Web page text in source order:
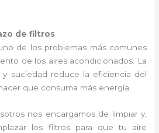
de filtros
de los problemas más comunes
de los aires acondicionados. La
suciedad reduce la eficiencia del
que consuma más energía.
nos encargamos de limpiar y,
los filtros para que tu aire